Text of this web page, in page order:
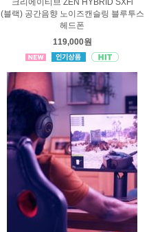
크리에이티브 ZEN HYBRID SXFi
(블랙) 공간음향 노이즈캔슬링 블루투스
헤드폰
119,000원